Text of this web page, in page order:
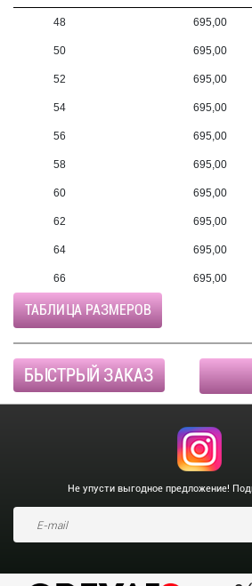
48 695,00
50 695,00
52 695,00
54 695,00
56 695,00
58 695,00
60 695,00
62 695,00
64 695,00
66 695,00
ТАБЛИЦА РАЗМЕРОВ
БЫСТРЫЙ ЗАКАЗ
Не упусти выгодное предложение!